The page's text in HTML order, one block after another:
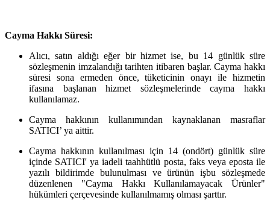
Cayma Hakkı Süresi:
Alıcı, satın aldığı eğer bir hizmet ise, bu 14 günlük süre
sözleşmenin imzalandığı tarihten itibaren başlar. Cayma hakkı
süresi sona ermeden önce, tüketicinin onayı ile hizmetin
ifasına başlanan hizmet sözleşmelerinde cayma hakkı
kullanılamaz.
Cayma hakkının kullanımından kaynaklanan masraflar
SATICI’ ya aittir.
Cayma hakkının kullanılması için 14 (ondört) günlük süre
içinde SATICI' ya iadeli taahhütlü posta, faks veya eposta ile
yazılı bildirimde bulunulması ve ürünün işbu sözleşmede
düzenlenen "Cayma Hakkı Kullanılamayacak Ürünler"
hükümleri çerçevesinde kullanılmamış olması şarttır.